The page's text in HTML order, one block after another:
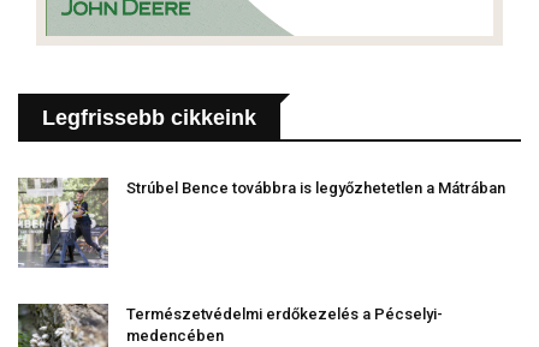
Legfrissebb cikkeink
Strúbel Bence továbbra is legyőzhetetlen a Mátrában
Természetvédelmi erdőkezelés a Pécselyi-
medencében